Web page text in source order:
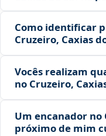
Como identificar
Cruzeiro, Caxias do
Vocês realizam
no Cruzeiro,
Um encanador no
próximo de mim